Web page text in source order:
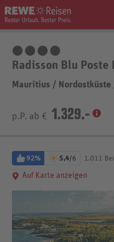
Radisson Blu
Mauritius / Nordostküste
p.P. ab € 1.329.-
92% 5,4/6 1.011
Auf Karte anzeigen